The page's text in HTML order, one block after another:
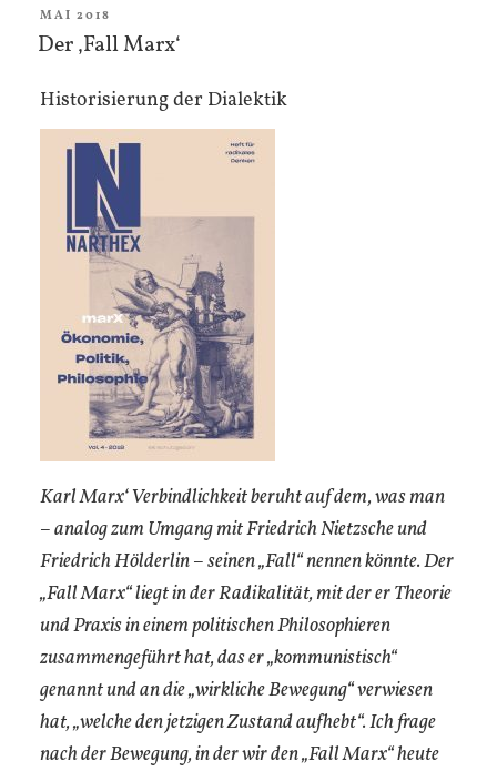
der
kommenden
VERÖFFENTLICHT
AM
MAI 2018
Der ‚Fall Marx‘
Historisierung der Dialektik
Karl Marx‘ Verbindlichkeit beruht auf dem, was man
– analog zum Umgang mit Friedrich Nietzsche und
Friedrich Hölderlin –seinen „Fall“ nennen könnte. Der
„Fall Marx“ liegt in der Radikalität, mit der er Theorie
und Praxis in einem politischen Philosophieren
zusammengeführt hat, das er „kommunistisch“
genannt und an die „wirkliche Bewegung“ verwiesen
hat, „welche den jetzigen Zustand aufhebt“. Ich frage
nach der Bewegung, in der wir den „Fall Marx“ heute